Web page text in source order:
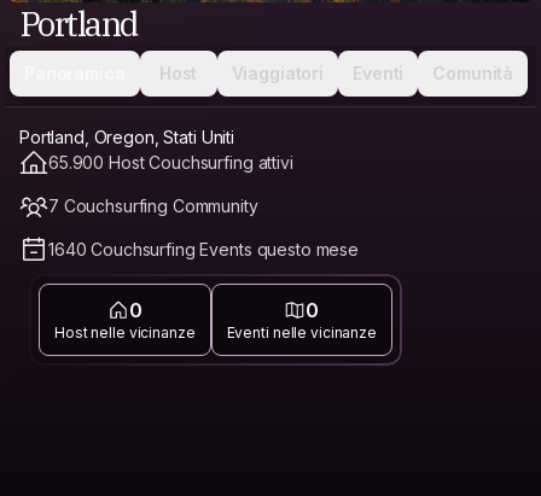
Portland
Host Viaggiatori Eventi Comunità
Portland, Oregon, Stati Uniti
65.900 Host Couchsurfing attivi
7 Couchsurfing Community
1640 Couchsurfing Events questo mese
0
Host nelle vicinanze
0
Eventi nelle vicinanze